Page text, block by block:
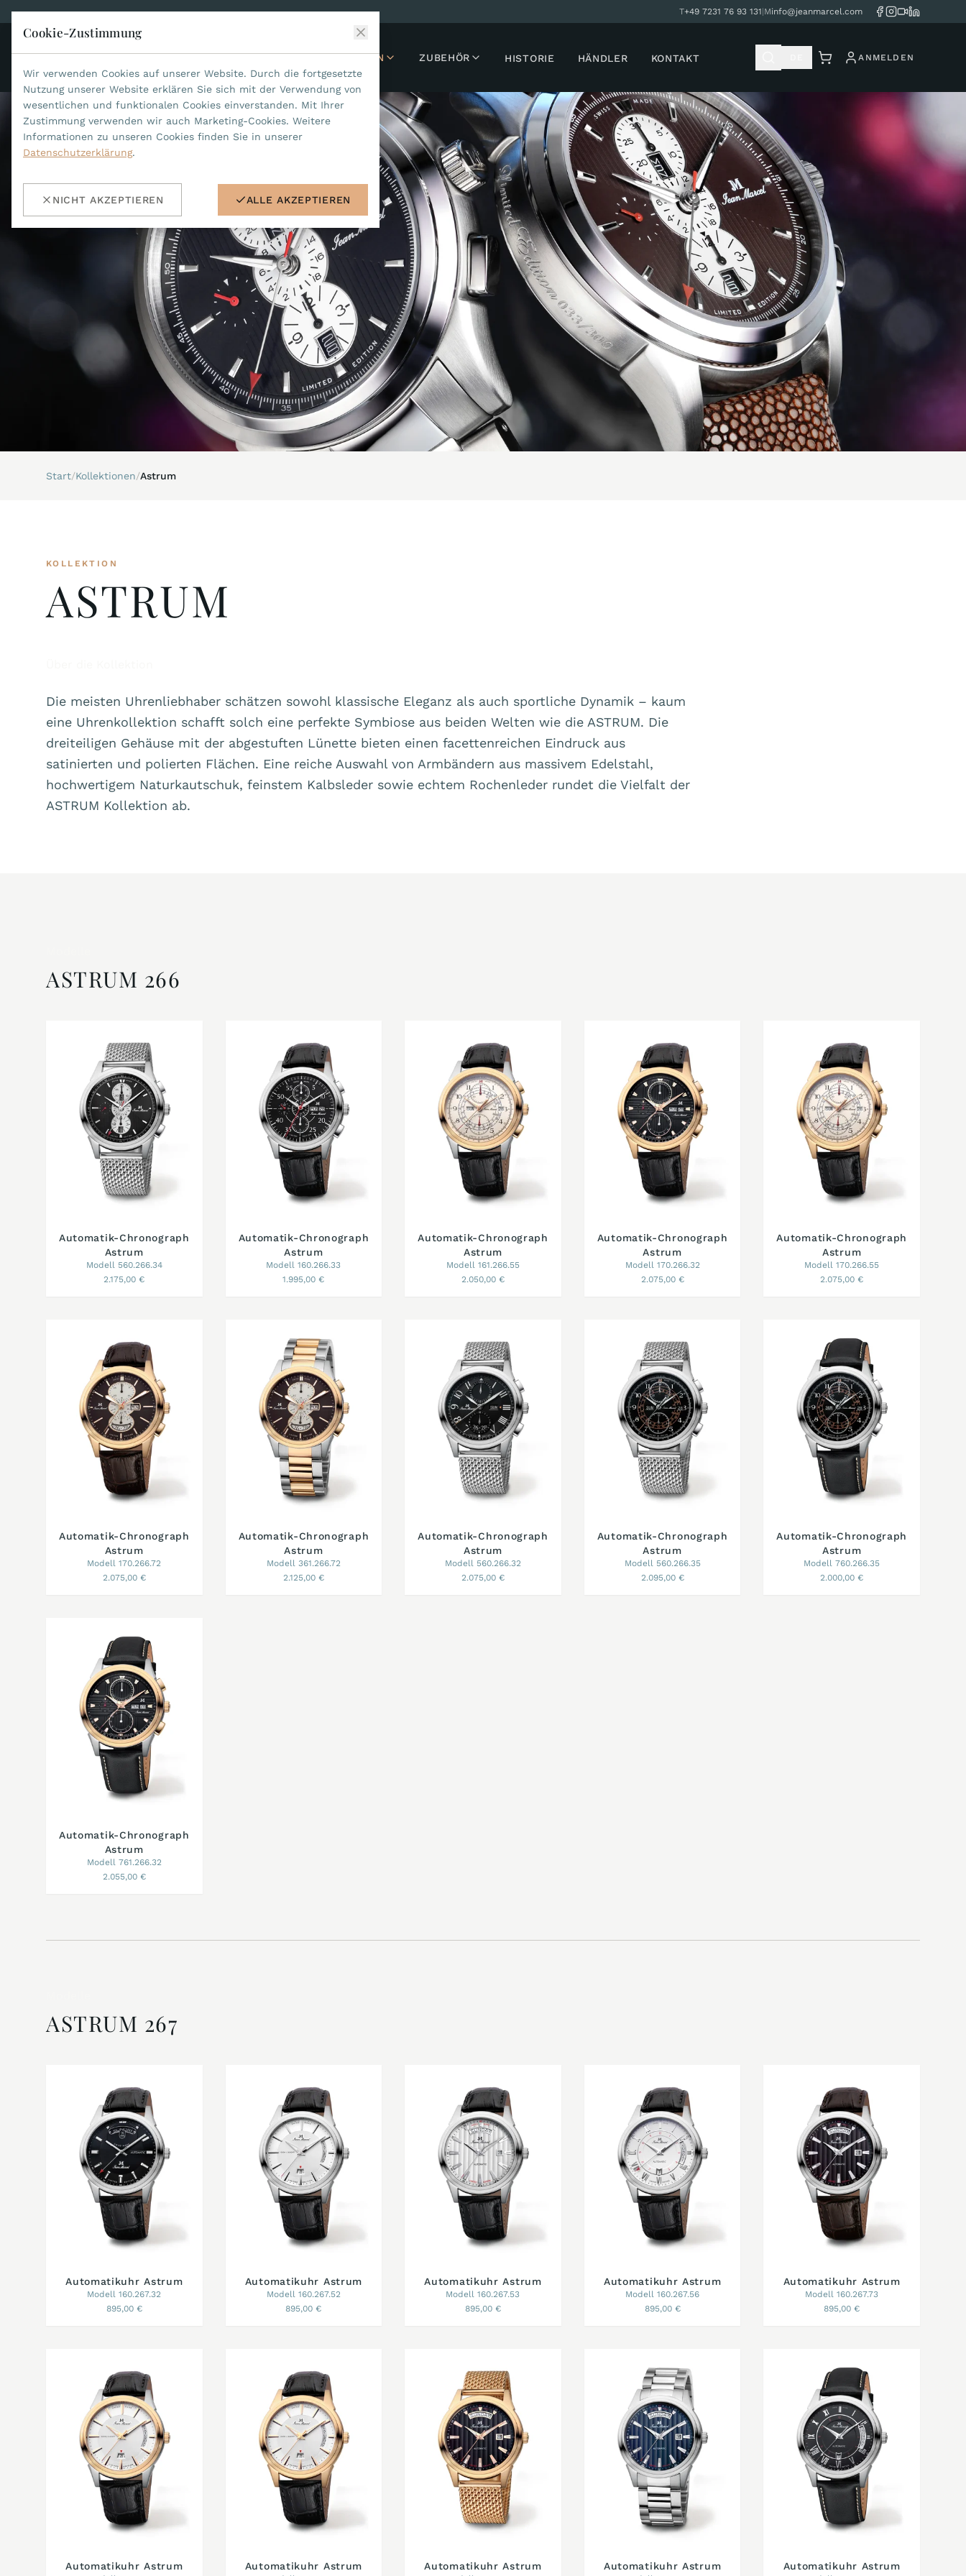
T+49 7231 76 93 131 Minfo@jeanmarcel.com
JEAN MARCEL KOLLEKTIONEN ZUBEHÖR HISTORIE HÄNDLER KONTAKT ANMELDEN
Start/Kollektionen/Astrum
KOLLEKTION
ASTRUM
Die meisten Uhrenliebhaber schätzen sowohl klassische Eleganz als auch sportliche Dynamik – kaum
eine Uhrenkollektion schafft solch eine perfekte Symbiose aus beiden Welten wie die ASTRUM. Die
dreiteiligen Gehäuse mit der abgestuften Lünette bieten einen facettenreichen Eindruck aus
satinierten und polierten Flächen. Eine reiche Auswahl von Armbändern aus massivem Edelstahl,
hochwertigem Naturkautschuk, feinstem Kalbsleder sowie echtem Rochenleder rundet die Vielfalt der
ASTRUM Kollektion ab.
ASTRUM 266
Automatik-Chronograph
Astrum
Modell 560.266.34
2.175,00 €
Automatik-Chronograph
Astrum
Modell 160.266.33
1.995,00 €
Automatik-Chronograph
Astrum
Modell 161.266.55
2.050,00 €
Automatik-Chronograph
Astrum
Modell 170.266.32
2.075,00 €
Automatik-Chronograph
Astrum
Modell 170.266.55
2.075,00 €
Automatik-Chronograph
Astrum
Modell 170.266.72
2.075,00 €
Automatik-Chronograph
Astrum
Modell 361.266.72
2.125,00 €
Automatik-Chronograph
Astrum
Modell 560.266.32
2.075,00 €
Automatik-Chronograph
Astrum
Modell 560.266.35
2.095,00 €
Automatik-Chronograph
Astrum
Modell 760.266.35
2.000,00 €
Automatik-Chronograph
Astrum
Modell 761.266.32
2.055,00 €
ASTRUM 267
Automatikuhr Astrum
Modell 160.267.32
895,00 €
Automatikuhr Astrum
Modell 160.267.52
895,00 €
Automatikuhr Astrum
Modell 160.267.53
895,00 €
Automatikuhr Astrum
Modell 160.267.56
895,00 €
Automatikuhr Astrum
Modell 160.267.73
895,00 €
Automatikuhr Astrum Automatikuhr Astrum Automatikuhr Astrum Automatikuhr Astrum Automatikuhr Astrum
Cookie-Zustimmung
Wir verwenden Cookies auf unserer Website. Durch die fortgesetzte
Nutzung unserer Website erklären Sie sich mit der Verwendung von
wesentlichen und funktionalen Cookies einverstanden. Mit Ihrer
Zustimmung verwenden wir auch Marketing-Cookies. Weitere
Informationen zu unseren Cookies finden Sie in unserer
Datenschutzerklärung.
NICHT AKZEPTIEREN ALLE AKZEPTIEREN